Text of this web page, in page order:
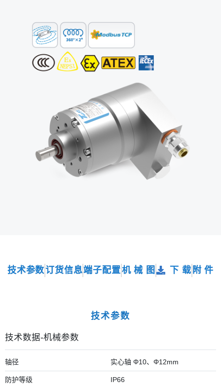
技术参数订货信息端子配置机 械 图 下 载 附 件
技术参数
技术数据-机械参数
轴径 实心轴 Φ10、Φ12mm
防护等级 IP66